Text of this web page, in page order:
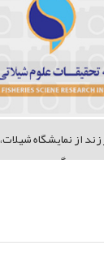
از نمایشگاه
گیری...